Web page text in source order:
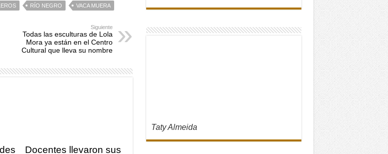
RÍO NEGRO VACA MUERA
Siguiente
Todas las esculturas de Lola
Mora ya están en el Centro
Cultural que lleva su nombre
Docentes llevaron sus
Taty Almeida